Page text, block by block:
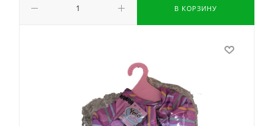
В КОРЗИНУ